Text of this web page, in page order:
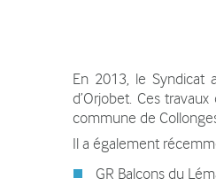
En 2013, le Syndicat
d’Orjobet. Ces
commune de
Il a également
GR Balcons du